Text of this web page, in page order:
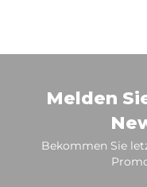
Melden
Bekommen Sie